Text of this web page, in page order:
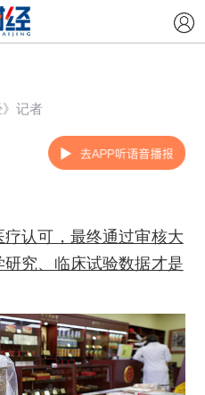
记者
认可，最终通过审核大
究、临床试验数据才是